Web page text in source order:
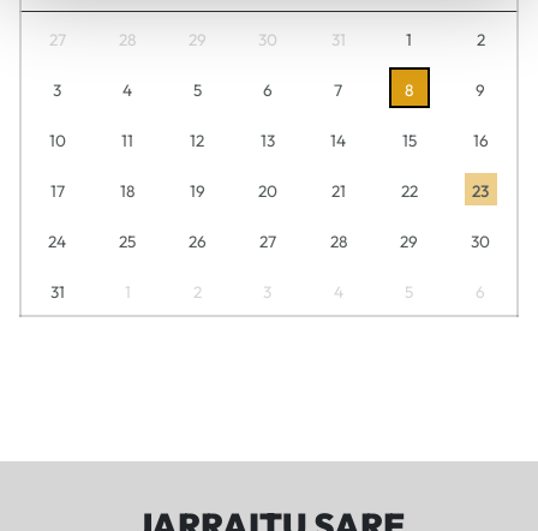
27 28 29 30 31 1 2
3 4 5 6 7 8 9
10 11 12 13 14 15 16
17 18 19 20 21 22 23
24 25 26 27 28 29 30
31 1 2 3 4 5 6